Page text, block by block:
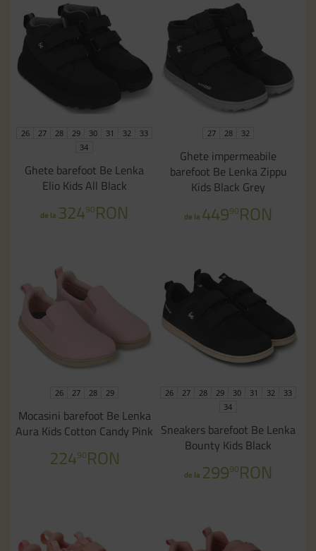
26 27 28 29 30 31 32
33
34
Ghete barefoot Be Lenka
Elio Kids All Black
de la 32490RON
27 28 32
Ghete impermeabile
barefoot Be Lenka Zippu
Kids Black Grey
de la 44990RON
26 27 28 29
Mocasini barefoot Be Lenka
Aura Kids Cotton Candy Pink
22490RON
26 27 28 29 30 31 32
33
34
Sneakers barefoot Be Lenka
Bounty Kids Black
de la 29990RON